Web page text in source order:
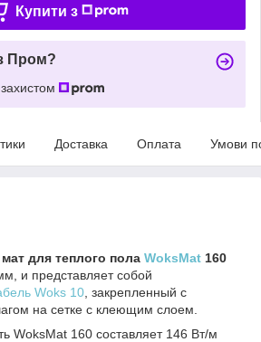
Купити з
Пром?
Доставка Оплата Умови
для теплого пола WoksMat 160
и представляет собой
Woks 10 , закрепленный с
на сетке с клеющим слоем.
WoksMat 160 составляет 146 Вт/м